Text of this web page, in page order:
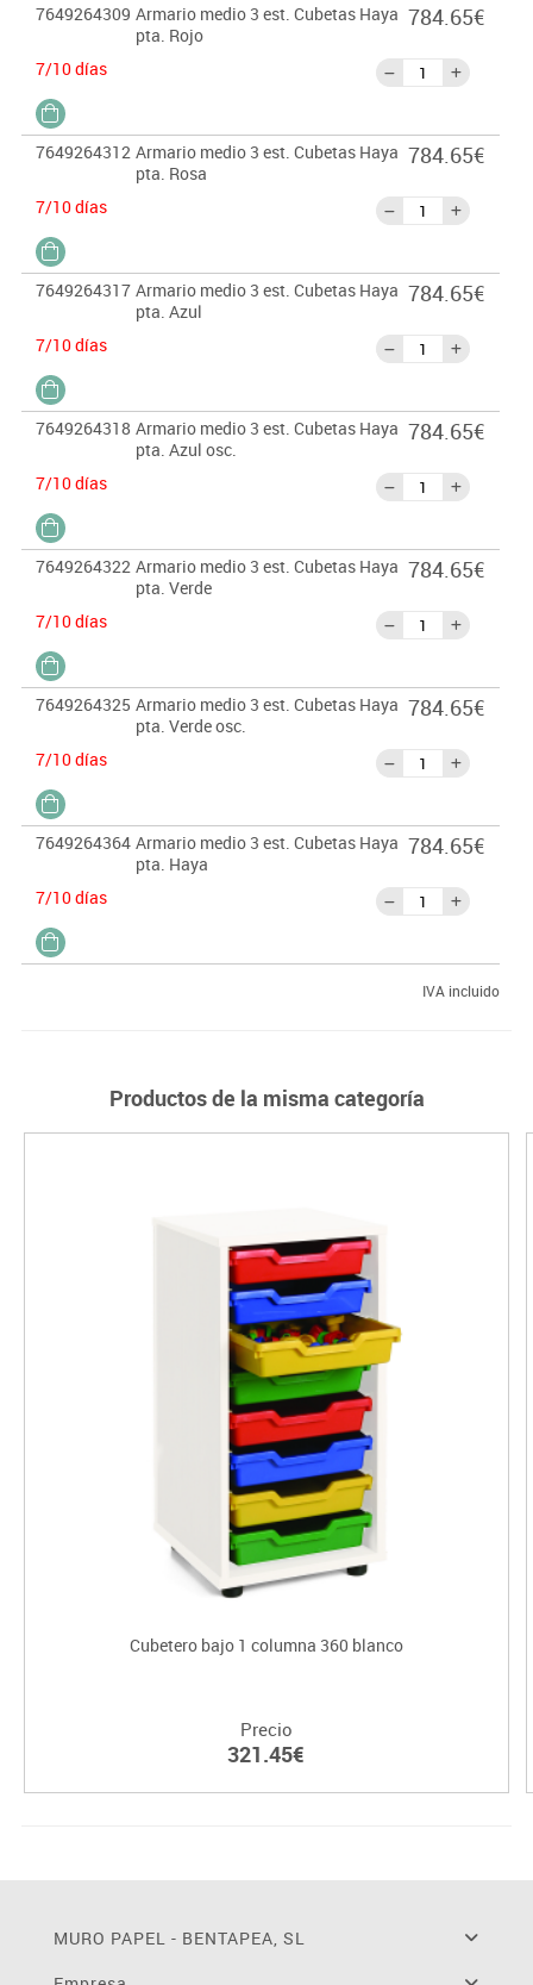
7649264309 Armario medio 3 est. Cubetas Haya
pta. Rojo
7/10 días
784.65€
7649264312 Armario medio 3 est. Cubetas Haya
pta. Rosa
7/10 días
784.65€
7649264317 Armario medio 3 est. Cubetas Haya
pta. Azul
7/10 días
784.65€
7649264318 Armario medio 3 est. Cubetas Haya
pta. Azul osc.
7/10 días
784.65€
7649264322 Armario medio 3 est. Cubetas Haya
pta. Verde
7/10 días
784.65€
7649264325 Armario medio 3 est. Cubetas Haya
pta. Verde osc.
7/10 días
784.65€
7649264364 Armario medio 3 est. Cubetas Haya
pta. Haya
7/10 días
784.65€
IVA incluido
Productos de la misma categoría
Cubetero bajo 1 columna 360 blanco
Precio
321.45€
MURO PAPEL - BENTAPEA, SL